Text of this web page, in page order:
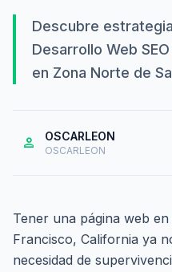
Descubre
Desarrollo Web
en Zona Norte de
person OSCARLEON
OSCARLEON
Tener una página web
Francisco, California ya
necesidad de